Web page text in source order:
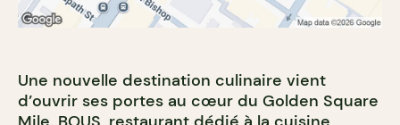
Une nouvelle destination culinaire vient
d’ouvrir ses portes au cœur du Golden Square